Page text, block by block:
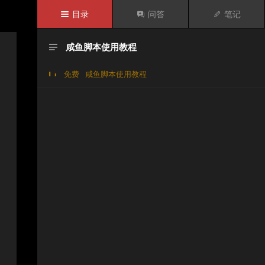
 目录  问答  笔记
 咸鱼脚本使用教程
免费 咸鱼脚本使用教程